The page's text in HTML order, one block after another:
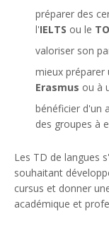
préparer des
l'IELTS ou le
valoriser son
mieux préparer
Erasmus ou à
bénéficier d'un
des groupes à
Les TD de langues
souhaitant
cursus et donner
académique et